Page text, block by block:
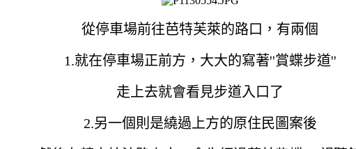
從停車場前往芭特芙萊的路口，有兩個
1.就在停車場正前方，大大的寫著''賞蝶步道''
走上去就會看見步道入口了
2.另一個則是繞過上方的原住民圖案後